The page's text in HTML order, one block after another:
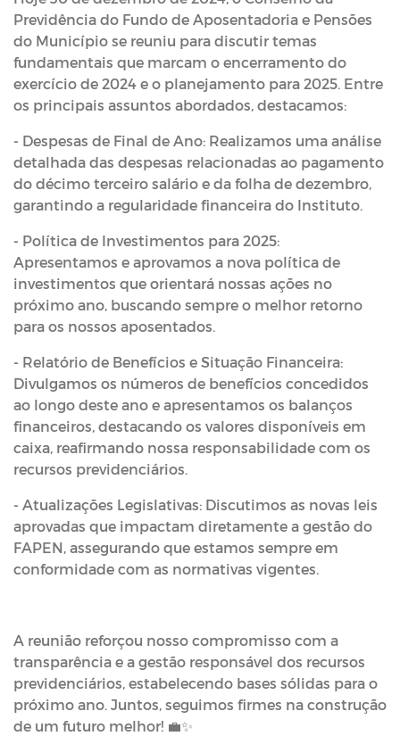
Previdência do Fundo de Aposentadoria e Pensões
do Município se reuniu para discutir temas
fundamentais que marcam o encerramento do
exercício de 2024 e o planejamento para 2025. Entre
os principais assuntos abordados, destacamos:
- Despesas de Final de Ano: Realizamos uma análise
detalhada das despesas relacionadas ao pagamento
do décimo terceiro salário e da folha de dezembro,
garantindo a regularidade financeira do Instituto.
- Política de Investimentos para 2025:
Apresentamos e aprovamos a nova política de
investimentos que orientará nossas ações no
próximo ano, buscando sempre o melhor retorno
para os nossos aposentados.
- Relatório de Benefícios e Situação Financeira:
Divulgamos os números de benefícios concedidos
ao longo deste ano e apresentamos os balanços
financeiros, destacando os valores disponíveis em
caixa, reafirmando nossa responsabilidade com os
recursos previdenciários.
- Atualizações Legislativas: Discutimos as novas leis
aprovadas que impactam diretamente a gestão do
FAPEN, assegurando que estamos sempre em
conformidade com as normativas vigentes.
A reunião reforçou nosso compromisso com a
transparência e a gestão responsável dos recursos
previdenciários, estabelecendo bases sólidas para o
próximo ano. Juntos, seguimos firmes na construção
de um futuro melhor! 💼✨